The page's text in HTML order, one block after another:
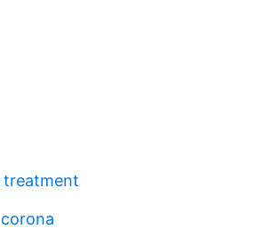
treatment